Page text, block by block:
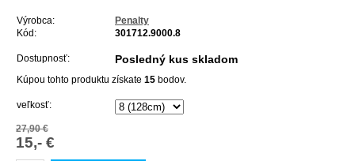
Výrobca:
Penalty
Kód:
301712.9000.8
Dostupnosť: Posledný kus skladom
Kúpou tohto produktu získate 15 bodov.
veľkosť:
27,90 €
15,- €